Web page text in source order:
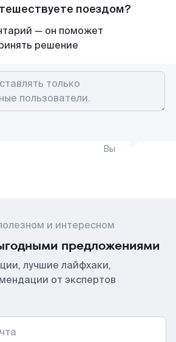
поездом?
— он поможет
решение
Вы
и интересном
предложениями
лучшие лайфхаки,
от экспертов